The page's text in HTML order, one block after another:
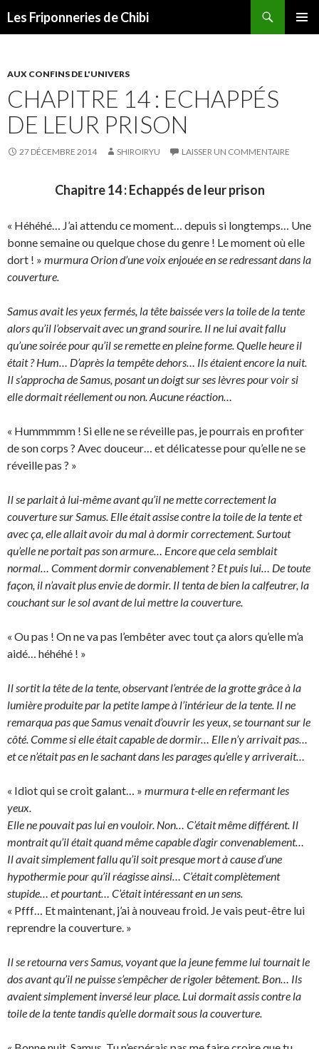
Les Friponneries de Chibi
AUX CONFINS DE L'UNIVERS
CHAPITRE 14 : ECHAPPÉS
DE LEUR PRISON
27 DÉCEMBRE 2014 SHIROIRYU LAISSER UN COMMENTAIRE
Chapitre 14 : Echappés de leur prison
« Héhéhé… J’ai attendu ce moment… depuis si longtemps… Une
bonne semaine ou quelque chose du genre ! Le moment où elle
dort ! » murmura Orion d’une voix enjouée en se redressant dans la
couverture.
Samus avait les yeux fermés, la tête baissée vers la toile de la tente
alors qu’il l’observait avec un grand sourire. Il ne lui avait fallu
qu’une soirée pour qu’il se remette en pleine forme. Quelle heure il
était ? Hum… D’après la tempête dehors… Ils étaient encore la nuit.
Il s’approcha de Samus, posant un doigt sur ses lèvres pour voir si
elle dormait réellement ou non. Aucune réaction…
« Hummmmm ! Si elle ne se réveille pas, je pourrais en profiter
de son corps ? Avec douceur… et délicatesse pour qu’elle ne se
réveille pas ? »
Il se parlait à lui-même avant qu’il ne mette correctement la
couverture sur Samus. Elle était assise contre la toile de la tente et
avec ça, elle allait avoir du mal à dormir correctement. Surtout
qu’elle ne portait pas son armure… Encore que cela semblait
normal… Comment dormir convenablement ? Et puis lui… De toute
façon, il n’avait plus envie de dormir. Il tenta de bien la calfeutrer, la
couchant sur le sol avant de lui mettre la couverture.
« Ou pas ! On ne va pas l’embêter avec tout ça alors qu’elle m’a
aidé… héhéhé ! »
Il sortit la tête de la tente, observant l’entrée de la grotte grâce à la
lumière produite par la petite lampe à l’intérieur de la tente. Il ne
remarqua pas que Samus venait d’ouvrir les yeux, se tournant sur le
côté. Comme si elle était capable de dormir… Elle n’y arrivait pas…
et ce n’était pas en le sachant dans les parages qu’elle y arriverait…
« Idiot qui se croit galant… » murmura t-elle en refermant les
yeux.
Elle ne pouvait pas lui en vouloir. Non… C’était même différent. Il
montrait qu’il était quand même capable d’agir convenablement…
Il avait simplement fallu qu’il soit presque mort à cause d’une
hypothermie pour qu’il réagisse ainsi… C’était complètement
stupide… et pourtant… C’était intéressant en un sens.
« Pfff… Et maintenant, j’ai à nouveau froid. Je vais peut-être lui
reprendre la couverture. »
Il se retourna vers Samus, voyant que la jeune femme lui tournait le
dos avant qu’il ne puisse s’empêcher de rigoler bêtement. Bon… Ils
avaient simplement inversé leur place. Lui dormait assis contre la
toile de la tente tandis qu’elle dormait sous la couverture.